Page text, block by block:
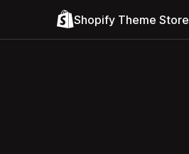
Shopify Theme Store